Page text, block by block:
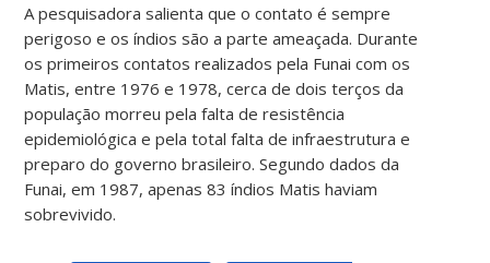
A pesquisadora salienta que o contato é sempre
perigoso e os índios são a parte ameaçada. Durante
os primeiros contatos realizados pela Funai com os
Matis, entre 1976 e 1978, cerca de dois terços da
população morreu pela falta de resistência
epidemiológica e pela total falta de infraestrutura e
preparo do governo brasileiro. Segundo dados da
Funai, em 1987, apenas 83 índios Matis haviam
sobrevivido.